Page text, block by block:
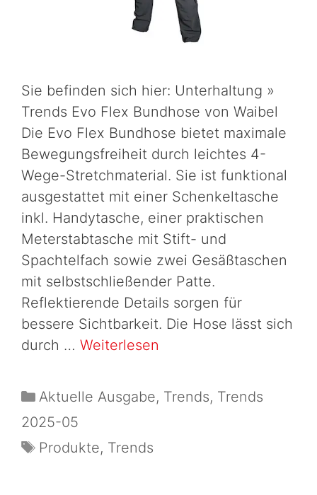
Sie befinden sich hier: Unterhaltung »
Trends Evo Flex Bundhose von Waibel
Die Evo Flex Bundhose bietet maximale
Bewegungsfreiheit durch leichtes 4-
Wege-Stretchmaterial. Sie ist funktional
ausgestattet mit einer Schenkeltasche
inkl. Handytasche, einer praktischen
Meterstabtasche mit Stift- und
Spachtelfach sowie zwei Gesäßtaschen
mit selbstschließender Patte.
Reflektierende Details sorgen für
bessere Sichtbarkeit. Die Hose lässt sich
durch … Weiterlesen
Aktuelle Ausgabe, Trends, Trends
2025-05
Produkte, Trends